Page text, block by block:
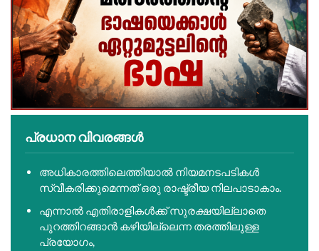
പ്രധാന വിവരങ്ങൾ
അധികാരത്തിലെത്തിയാൽ നിയമനടപടികൾ
സ്വീകരിക്കുമെന്നത് ഒരു രാഷ്ട്രീയ നിലപാടാകാം.
എന്നാൽ എതിരാളികൾക്ക് സുരക്ഷയില്ലാതെ
പുറത്തിറങ്ങാൻ കഴിയില്ലെന്ന തരത്തിലുള്ള
പ്രയോഗം,